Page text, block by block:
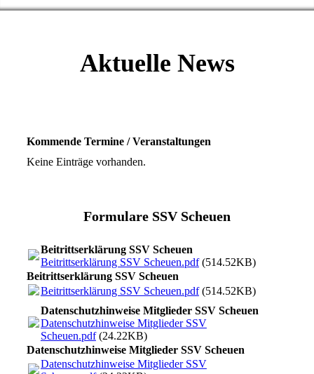
Aktuelle News
Kommende Termine / Veranstaltungen
Keine Einträge vorhanden.
Formulare SSV Scheuen
Beitrittserklärung SSV Scheuen
Beitrittserklärung SSV Scheuen.pdf(514.52KB)
Beitrittserklärung SSV Scheuen
Beitrittserklärung SSV Scheuen.pdf(514.52KB)
Datenschutzhinweise Mitglieder SSV Scheuen
Datenschutzhinweise Mitglieder SSV
Scheuen.pdf(24.22KB)
Datenschutzhinweise Mitglieder SSV Scheuen
Datenschutzhinweise Mitglieder SSV